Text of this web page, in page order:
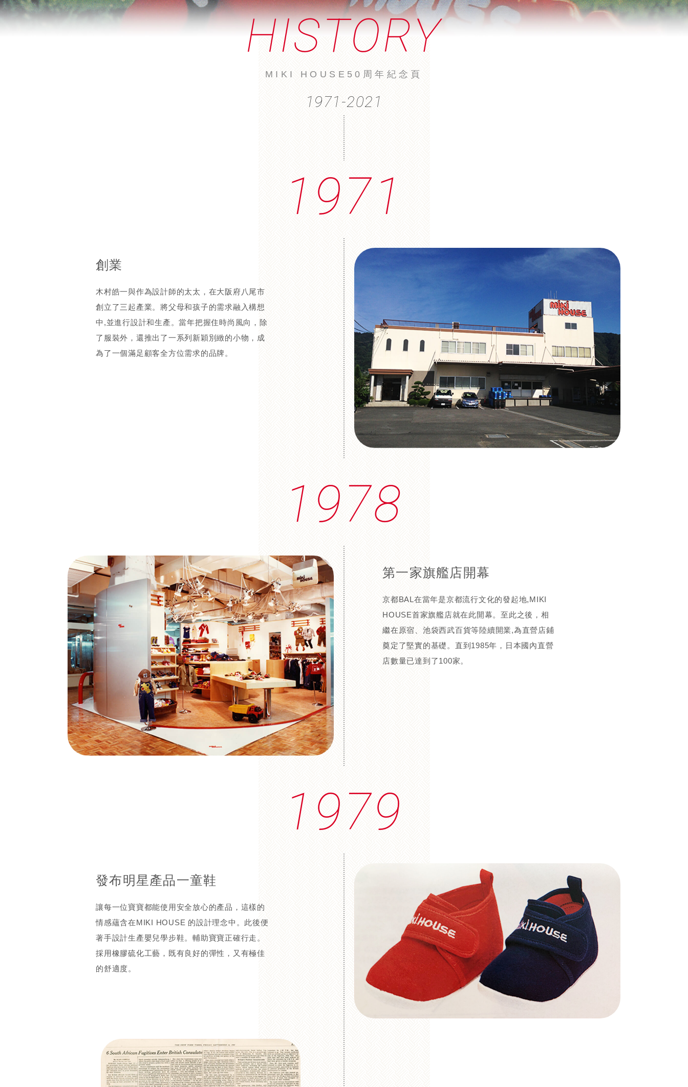
HISTORY
MIKI HOUSE50周年紀念頁
1971-2021
1971
創業
木村皓一與作為設計師的太太，在大阪府八尾市
創立了三起產業。將父母和孩子的需求融入構想
中,並進行設計和生產。當年把握住時尚風向，除
了服裝外，還推出了一系列新穎別緻的小物，成
為了一個滿足顧客全方位需求的品牌。
1978
第一家旗艦店開幕
京都BAL在當年是京都流行文化的發起地,MIKI
HOUSE首家旗艦店就在此開幕。至此之後，相
繼在原宿、池袋西武百貨等陸續開業,為直營店鋪
奠定了堅實的基礎。直到1985年，日本國內直營
店數量已達到了100家。
1979
發布明星產品一童鞋
讓每一位寶寶都能使用安全放心的產品，這樣的
情感蘊含在MIKI HOUSE 的設計理念中。此後便
著手設計生產嬰兒學步鞋。輔助寶寶正確行走。
採用橡膠硫化工藝，既有良好的彈性，又有極佳
的舒適度。